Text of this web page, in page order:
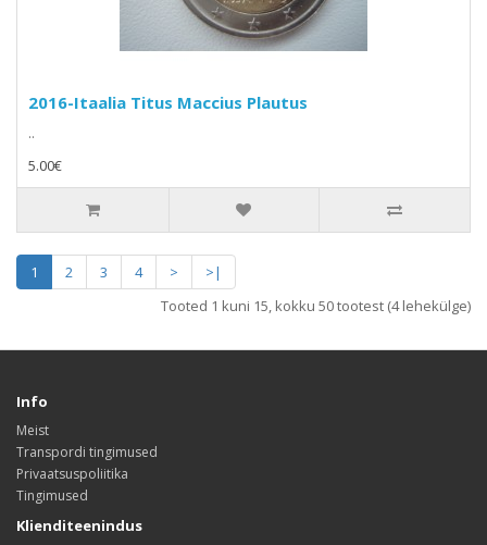
2016-Itaalia Titus Maccius Plautus
..
5.00€
1 2 3 4 >
>|
Tooted 1 kuni 15, kokku 50 tootest (4 lehekülge)
Info
Meist
Transpordi tingimused
Privaatsuspoliitika
Tingimused
Klienditeenindus